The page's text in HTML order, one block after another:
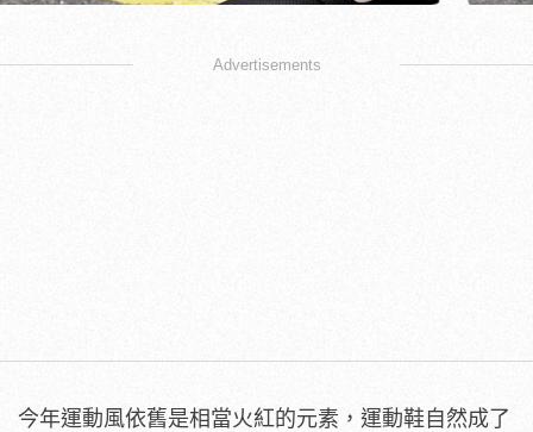
Advertisements
今年運動風依舊是相當火紅的元素，運動鞋自然成了